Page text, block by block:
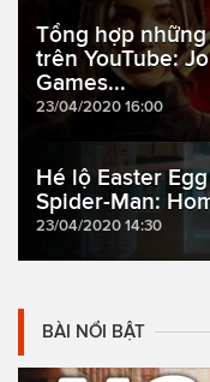
Tổng hợp
trên YouTube:
Games...
23/04/2020 16:00
Hé lộ Easter
Spider-Man:
23/04/2020 14:30
BÀI NỔI BẬT